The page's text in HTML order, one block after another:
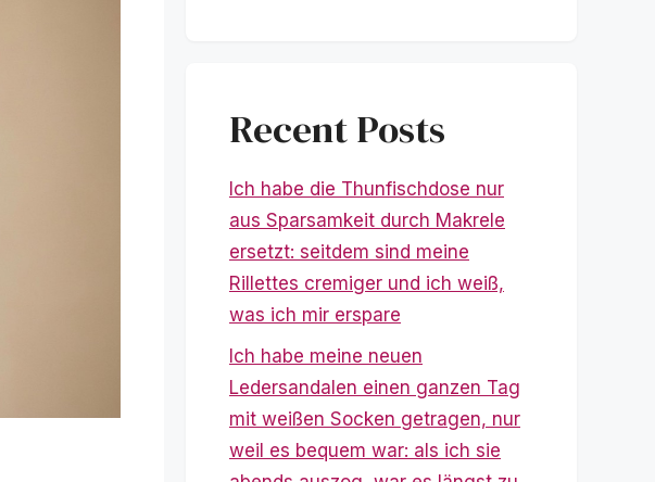
Recent Posts
Ich habe die Thunfischdose nur
aus Sparsamkeit durch Makrele
ersetzt: seitdem sind meine
Rillettes cremiger und ich weiß,
was ich mir erspare
Ich habe meine neuen
Ledersandalen einen ganzen Tag
mit weißen Socken getragen, nur
weil es bequem war: als ich sie